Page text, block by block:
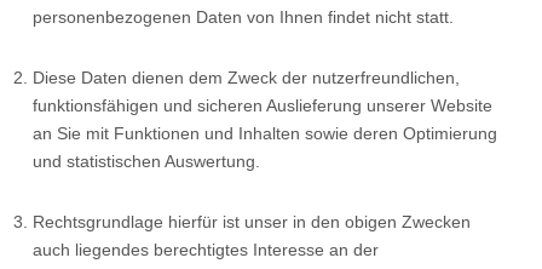
personenbezogenen Daten von Ihnen findet nicht statt.
Diese Daten dienen dem Zweck der nutzerfreundlichen,
funktionsfähigen und sicheren Auslieferung unserer Website
an Sie mit Funktionen und Inhalten sowie deren Optimierung
und statistischen Auswertung.
Rechtsgrundlage hierfür ist unser in den obigen Zwecken
auch liegendes berechtigtes Interesse an der